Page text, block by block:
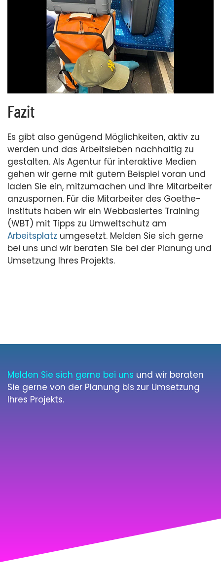
Fazit
Es gibt also genügend Möglichkeiten, aktiv zu
werden und das Arbeitsleben nachhaltig zu
gestalten. Als Agentur für interaktive Medien
gehen wir gerne mit gutem Beispiel voran und
laden Sie ein, mitzumachen und ihre Mitarbeiter
anzuspornen. Für die Mitarbeiter des Goethe-
Instituts haben wir ein Webbasiertes Training
(WBT) mit Tipps zu Umweltschutz am
Arbeitsplatz umgesetzt. Melden Sie sich gerne
bei uns und wir beraten Sie bei der Planung und
Umsetzung Ihres Projekts.
Melden Sie sich gerne bei uns und wir beraten
Sie gerne von der Planung bis zur Umsetzung
Ihres Projekts.